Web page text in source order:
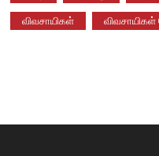
விவசாயிகள்